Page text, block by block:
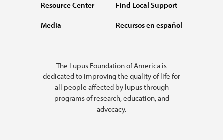
Resource Center
Media
Find Local Support
Recursos en español
The Lupus Foundation of America is
dedicated to improving the quality of life for
all people affected by lupus through
programs of research, education, and
advocacy.